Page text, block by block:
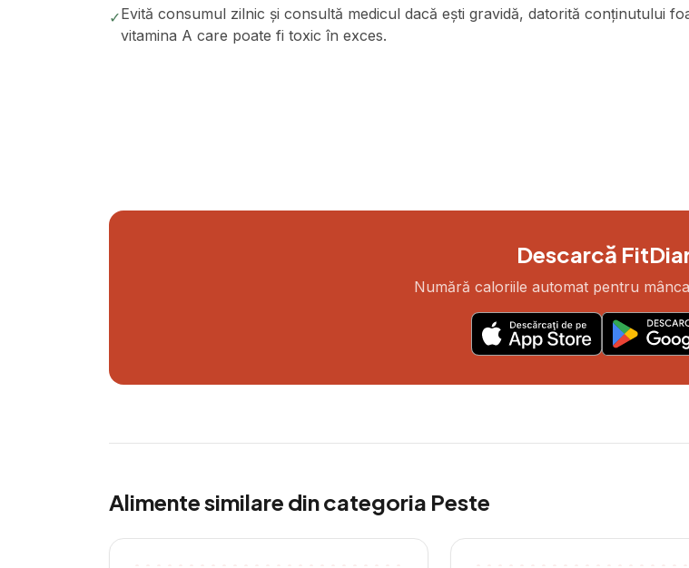
✓Evită consumul zilnic și consultă medicul dacă ești gravidă, datorită conținutului
vitamina A care poate fi toxic în exces.
Descarcă
Numără caloriile automat pentru
Alimente similare din categoria Peste